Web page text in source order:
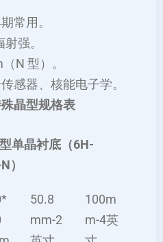
常用。
强。
N 型）。
感器、核能电子学。
晶型规格表
单晶衬底（6H-
）
50.8
mm-2
100m
m-4英